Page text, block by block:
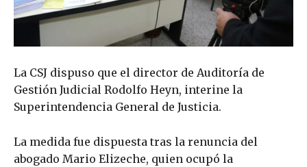
La CSJ dispuso que el director de Auditoría de
Gestión Judicial Rodolfo Heyn, interine la
Superintendencia General de Justicia.
La medida fue dispuesta tras la renuncia del
abogado Mario Elizeche, quien ocupó la